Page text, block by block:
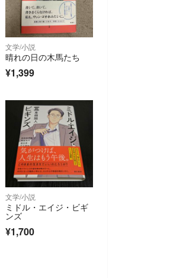
文学/小説
晴れの日の木馬たち
¥1,399
文学/小説
ミドル・エイジ・ビギ
ンズ
¥1,700